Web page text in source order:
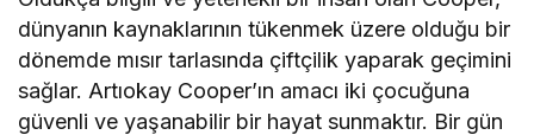
dünyanın kaynaklarının tükenmek üzere olduğu bir
dönemde mısır tarlasında çiftçilik yaparak geçimini
sağlar. Artıokay Cooper’ın amacı iki çocuğuna
güvenli ve yaşanabilir bir hayat sunmaktır. Bir gün